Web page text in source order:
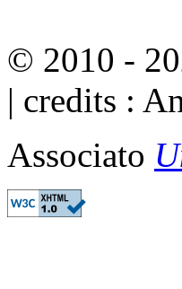
© 2010 -
| credits :
Associato